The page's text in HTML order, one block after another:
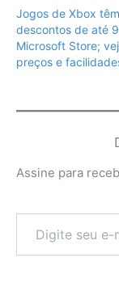
Jogos de Xbox têm
descontos de até
Microsoft Store;
preços e
Assine para
e-